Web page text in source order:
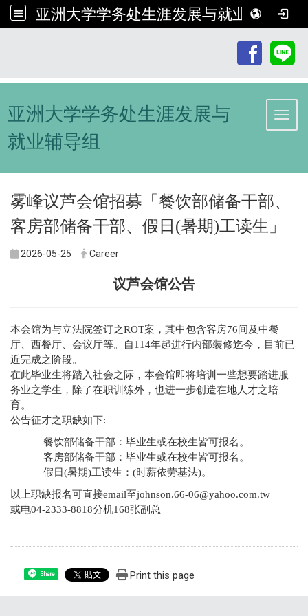
亚洲大学学务处生涯发展与就业辅导组
亚洲大学学务处生涯发展与
就业辅导组
雾峰议芦会馆招募「餐饮部储备干部、
客房部储备干部、假日(暑期)工读生」
2026-05-25 Career
议芦会馆公告
本会馆为与立法院签订之ROT案，其中包含客房76间及中餐
厅、西餐厅、会议厅等。自114年起进行内部装修迄今，目前已
近完成之阶段。
在此毕业生将踏入社会之际，本会馆即将培训一些想要踏进服
务业之学生，除了在职训练外，也进一步创造在地人才之培
育。
公告征才之职缺如下:
餐饮部储备干部：毕业生或在校生皆可报名。
客房部储备干部：毕业生或在校生皆可报名。
假日(暑期)工读生：(时薪依劳基法)。
以上职缺报名可直接email至johnson.66-06@yahoo.com.tw
或电04-2333-8818分机168张副总
Share Print this page